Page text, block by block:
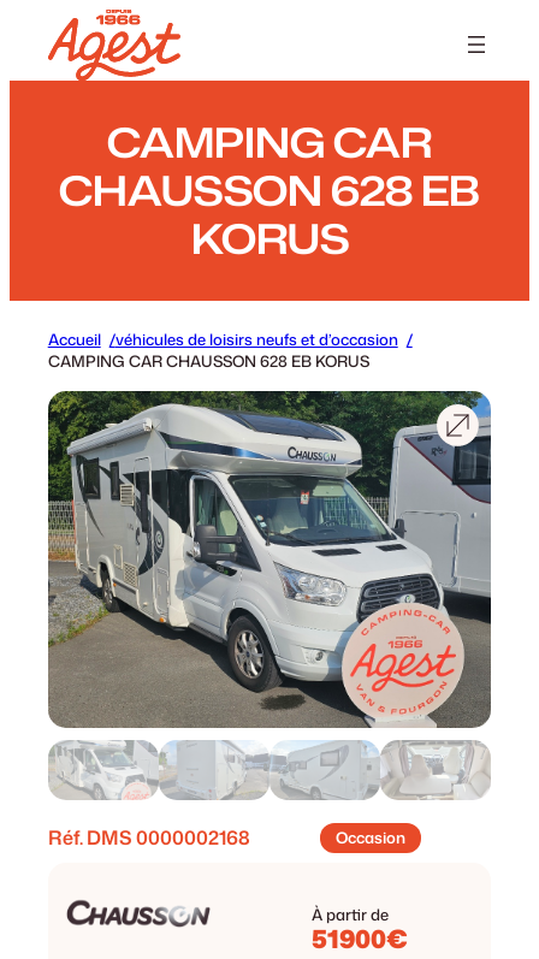
Panneau de gestion des cookies
CAMPING CAR
CHAUSSON 628 EB
KORUS
Accueil
véhicules de loisirs neufs et d’occasion
CAMPING CAR CHAUSSON 628 EB KORUS
Réf. DMS0000002168 Occasion
À partir de
51900€